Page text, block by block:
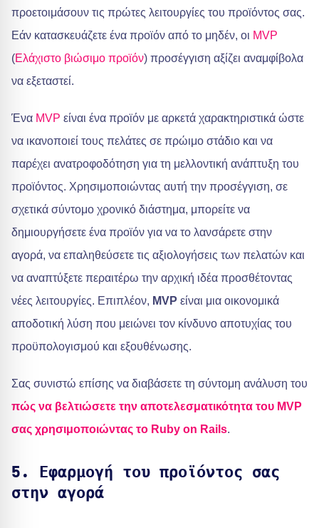
προετοιμάσουν τις πρώτες λειτουργίες του προϊόντος σας.
Εάν κατασκευάζετε ένα προϊόν από το μηδέν, οι MVP
(Ελάχιστο βιώσιμο προϊόν) προσέγγιση αξίζει αναμφίβολα
να εξεταστεί.
Ένα MVP είναι ένα προϊόν με αρκετά χαρακτηριστικά ώστε
να ικανοποιεί τους πελάτες σε πρώιμο στάδιο και να
παρέχει ανατροφοδότηση για τη μελλοντική ανάπτυξη του
προϊόντος. Χρησιμοποιώντας αυτή την προσέγγιση, σε
σχετικά σύντομο χρονικό διάστημα, μπορείτε να
δημιουργήσετε ένα προϊόν για να το λανσάρετε στην
αγορά, να επαληθεύσετε τις αξιολογήσεις των πελατών και
να αναπτύξετε περαιτέρω την αρχική ιδέα προσθέτοντας
νέες λειτουργίες. Επιπλέον, MVP είναι μια οικονομικά
αποδοτική λύση που μειώνει τον κίνδυνο αποτυχίας του
προϋπολογισμού και εξουθένωσης.
Σας συνιστώ επίσης να διαβάσετε τη σύντομη ανάλυση του
πώς να βελτιώσετε την αποτελεσματικότητα του MVP
σας χρησιμοποιώντας το Ruby on Rails.
5. Εφαρμογή του προϊόντος σας
στην αγορά